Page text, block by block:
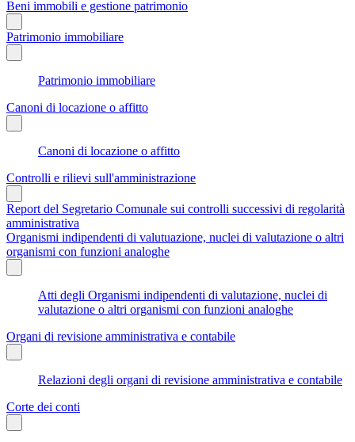
Beni immobili e gestione patrimonio
Patrimonio immobiliare
Patrimonio immobiliare
Canoni di locazione o affitto
Canoni di locazione o affitto
Controlli e rilievi sull'amministrazione
Report del Segretario Comunale sui controlli successivi di regolarità
amministrativa
Organismi indipendenti di valutuazione, nuclei di valutazione o altri
organismi con funzioni analoghe
Atti degli Organismi indipendenti di valutazione, nuclei di
valutazione o altri organismi con funzioni analoghe
Organi di revisione amministrativa e contabile
Relazioni degli organi di revisione amministrativa e contabile
Corte dei conti